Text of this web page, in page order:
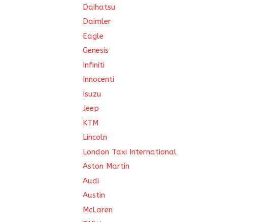
Daihatsu
Daimler
Eagle
Genesis
Infiniti
Innocenti
Isuzu
Jeep
KTM
Lincoln
London Taxi International
Aston Martin
Audi
Austin
McLaren